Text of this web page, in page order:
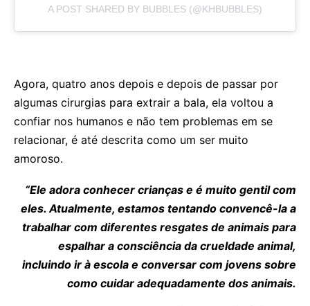
A POST SHARED BY BUBBLES (@KHBUBBLES)
Agora, quatro anos depois e depois de passar por
algumas cirurgias para extrair a bala, ela voltou a
confiar nos humanos e não tem problemas em se
relacionar, é até descrita como um ser muito
amoroso.
“Ele adora conhecer crianças e é muito gentil com
eles. Atualmente, estamos tentando convencê-la a
trabalhar com diferentes resgates de animais para
espalhar a consciência da crueldade animal,
incluindo ir à escola e conversar com jovens sobre
como cuidar adequadamente dos animais.